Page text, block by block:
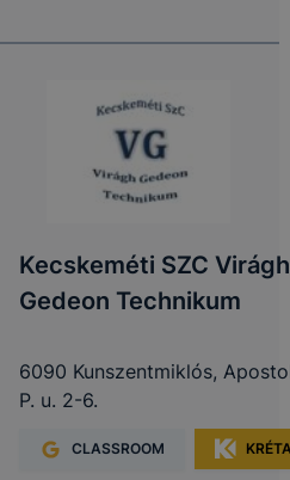
Kecskeméti SZC Virágh
Gedeon Technikum
6090 Kunszentmiklós,
P. u. 2-6.
CLASSROOM